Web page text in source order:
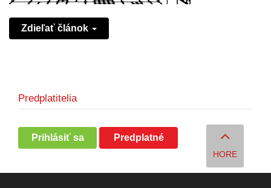
Zdieľať článok
Predplatitelia
Prihlásiť sa Predplatné
HORE